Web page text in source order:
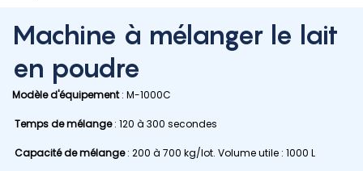
Machine à mélanger le lait
en poudre
Modèle d'équipement: M-1000C
Temps de mélange: 120 à 300 secondes
Capacité de mélange: 200 à 700 kg/lot. Volume utile : 1000 L